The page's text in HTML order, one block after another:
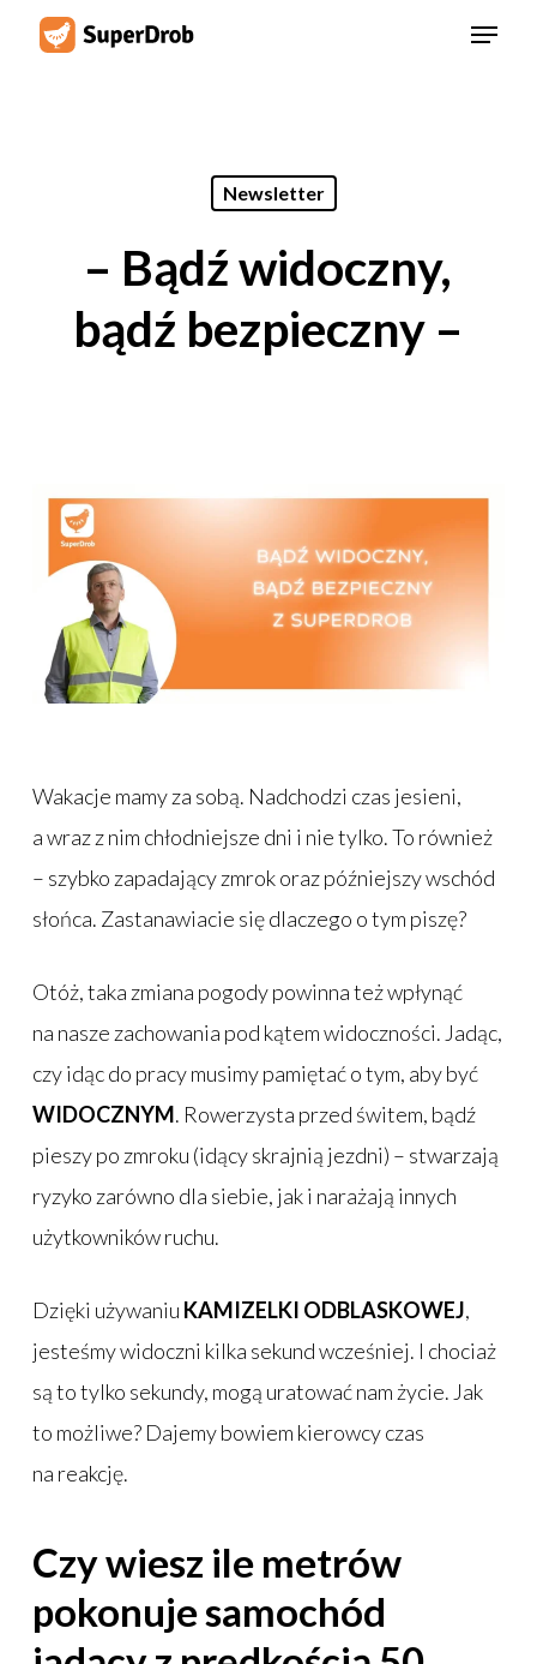
Menu
Newsletter
– Bądź widoczny,
bądź bezpieczny –
Wakacje mamy za sobą. Nadchodzi czas jesieni,
a wraz z nim chłodniejsze dni i nie tylko. To również
– szybko zapadający zmrok oraz późniejszy wschód
słońca. Zastanawiacie się dlaczego o tym piszę?
Otóż, taka zmiana pogody powinna też wpłynąć
na nasze zachowania pod kątem widoczności. Jadąc,
czy idąc do pracy musimy pamiętać o tym, aby być
WIDOCZNYM. Rowerzysta przed świtem, bądź
pieszy po zmroku (idący skrajnią jezdni) – stwarzają
ryzyko zarówno dla siebie, jak i narażają innych
użytkowników ruchu.
Dzięki używaniu KAMIZELKI ODBLASKOWEJ,
jesteśmy widoczni kilka sekund wcześniej. I chociaż
są to tylko sekundy, mogą uratować nam życie. Jak
to możliwe? Dajemy bowiem kierowcy czas
na reakcję.
Czy wiesz ile metrów
pokonuje samochód